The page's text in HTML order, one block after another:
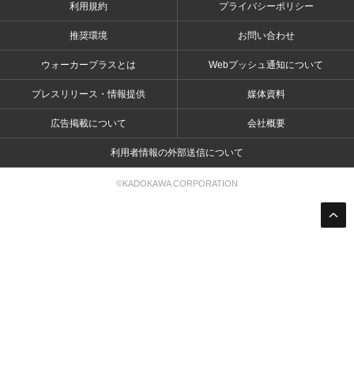
利用規約 プライバシーポリシー
推奨環境 お問い合わせ
ウォーカープラスとは Webプッシュ通知について
プレスリリース・情報提供 媒体資料
広告掲載について 会社概要
利用者情報の外部送信について
©KADOKAWA CORPORATION